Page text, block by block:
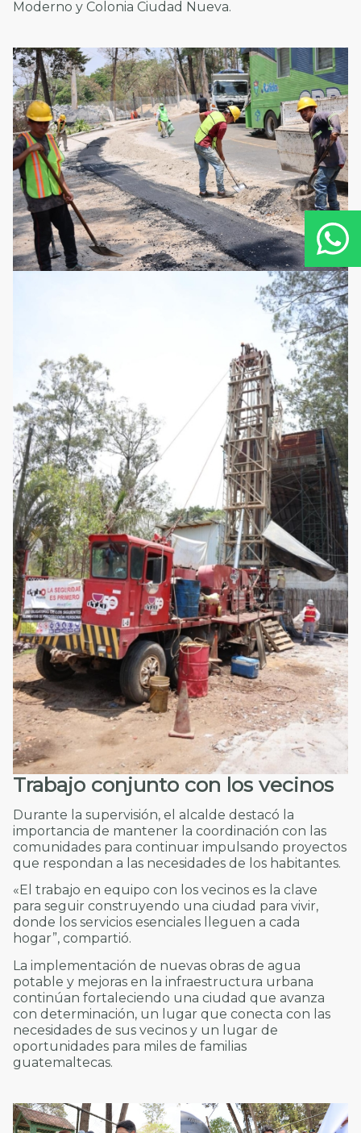
Moderno y Colonia Ciudad Nueva.
Trabajo conjunto con los vecinos
Durante la supervisión, el alcalde destacó la
importancia de mantener la coordinación con las
comunidades para continuar impulsando proyectos
que respondan a las necesidades de los habitantes.
«El trabajo en equipo con los vecinos es la clave
para seguir construyendo una ciudad para vivir,
donde los servicios esenciales lleguen a cada
hogar”, compartió.
La implementación de nuevas obras de agua
potable y mejoras en la infraestructura urbana
continúan fortaleciendo una ciudad que avanza
con determinación, un lugar que conecta con las
necesidades de sus vecinos y un lugar de
oportunidades para miles de familias
guatemaltecas.